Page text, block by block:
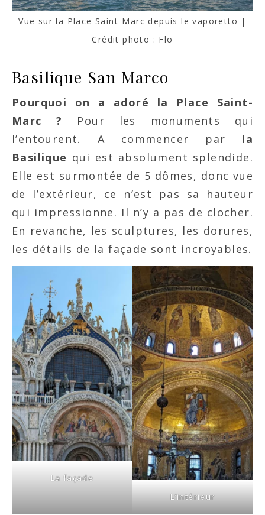
Vue sur la Place Saint-Marc depuis le vaporetto |
Crédit photo : Flo
Basilique San Marco
Pourquoi on a adoré la Place Saint-
Marc ?
Pour les monuments qui
l’entourent. A commencer par la
Basilique qui est absolument splendide.
Elle est surmontée de 5 dômes, donc vue
de l’extérieur, ce n’est pas sa hauteur
qui impressionne. Il n’y a pas de clocher.
En revanche, les sculptures, les dorures,
les détails de la façade sont incroyables.
La façade
L’intérieur